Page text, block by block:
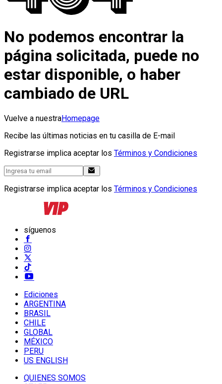
No podemos encontrar la
página solicitada, puede no
estar disponible, o haber
cambiado de URL
Vuelve a nuestraHomepage
Recibe las últimas noticias en tu casilla de E-mail
Registrarse implica aceptar los Términos y Condiciones
Registrarse implica aceptar los Términos y Condiciones
síguenos
Ediciones
ARGENTINA
BRASIL
CHILE
GLOBAL
MÉXICO
PERU
US ENGLISH
QUIENES SOMOS